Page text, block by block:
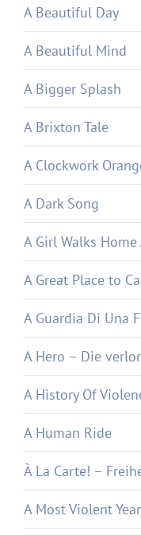
A Beautiful Day
A Beautiful Mind
A Bigger Splash
A Brixton Tale
A Clockwork
A Dark Song
A Girl Walks
A Great Place to
A Guardia Di Una
A Hero – Die
A History Of
A Human Ride
À La Carte! –
A Most Violent Year